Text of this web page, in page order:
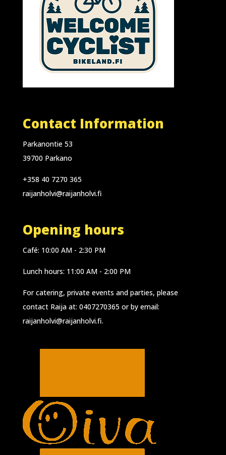
Contact Information
Parkanontie 53
39700 Parkano
+358 40 7270 365
raijanholvi@raijanholvi.fi
Opening hours
Café: 10:00 AM - 2:30 PM
Lunch hours: 11:00 AM - 2:00 PM
For catering, private events and parties, please
contact Raija at: 0407270365 or by email:
raijanholvi@raijanholvi.fi.